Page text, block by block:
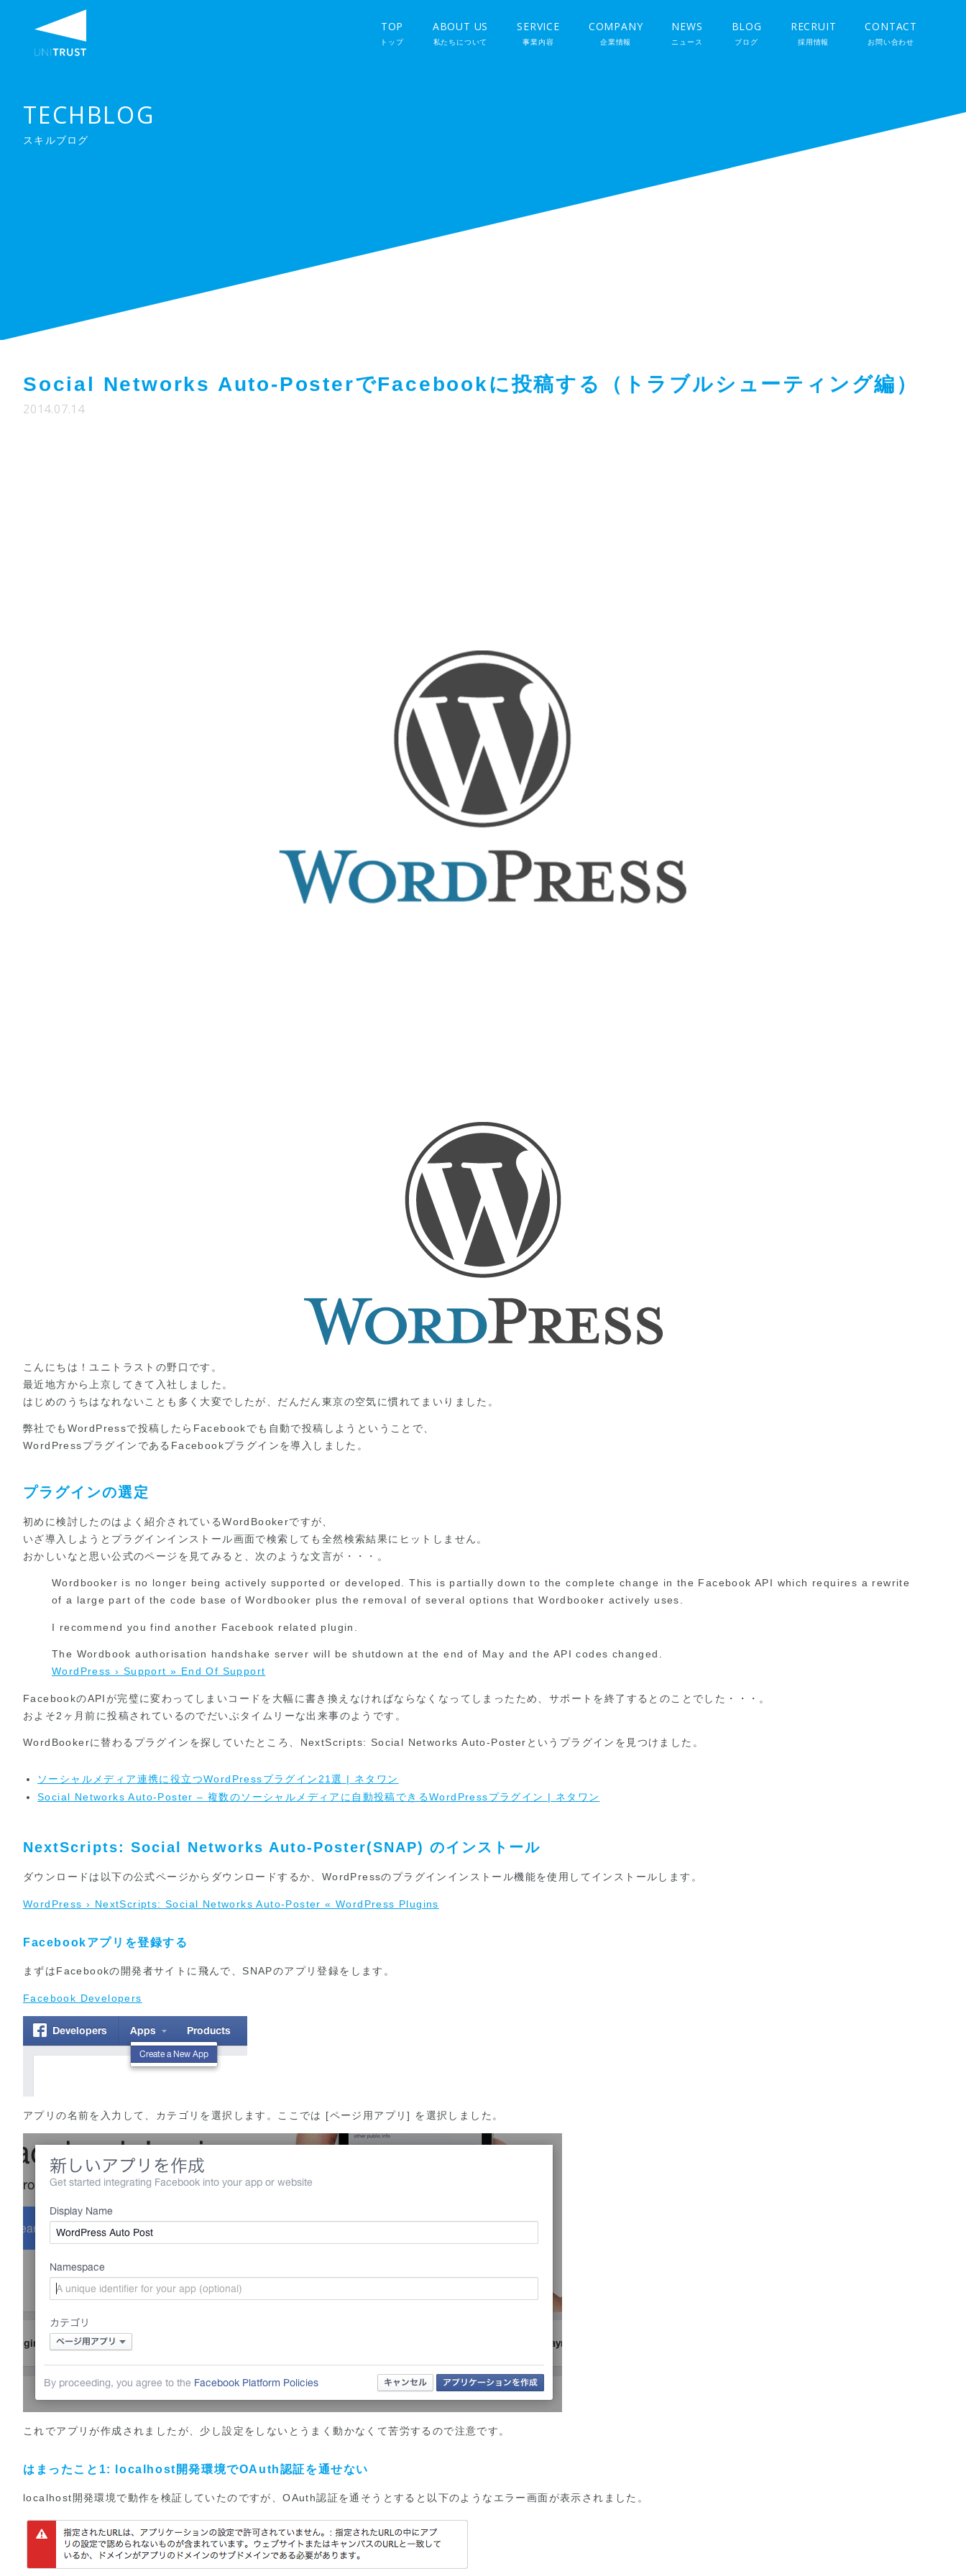
TOP
トップ
ABOUT US
私たちについて
SERVICE
事業内容
COMPANY
企業情報
NEWS
ニュース
BLOG
ブログ
RECRUIT
採用情報
CONTACT
お問い合わせ
TECHBLOG
スキルブログ
Social Networks Auto-PosterでFacebookに投稿する（トラブルシューティング編）
2014.07.14
こんにちは！ユニトラストの野口です。
最近地方から上京してきて入社しました。
はじめのうちはなれないことも多く大変でしたが、だんだん東京の空気に慣れてまいりました。
弊社でもWordPressで投稿したらFacebookでも自動で投稿しようということで、
WordPressプラグインであるFacebookプラグインを導入しました。
プラグインの選定
初めに検討したのはよく紹介されているWordBookerですが、
いざ導入しようとプラグインインストール画面で検索しても全然検索結果にヒットしません。
おかしいなと思い公式のページを見てみると、次のような文言が・・・。
Wordbooker is no longer being actively supported or developed. This is partially down to the complete change in the Facebook API which requires a rewrite
of a large part of the code base of Wordbooker plus the removal of several options that Wordbooker actively uses.
I recommend you find another Facebook related plugin.
The Wordbook authorisation handshake server will be shutdown at the end of May and the API codes changed.
WordPress › Support » End Of Support
FacebookのAPIが完璧に変わってしまいコードを大幅に書き換えなければならなくなってしまったため、サポートを終了するとのことでした・・・。
およそ2ヶ月前に投稿されているのでだいぶタイムリーな出来事のようです。
WordBookerに替わるプラグインを探していたところ、NextScripts: Social Networks Auto-Posterというプラグインを見つけました。
ソーシャルメディア連携に役立つWordPressプラグイン21選 | ネタワン
Social Networks Auto-Poster – 複数のソーシャルメディアに自動投稿できるWordPressプラグイン | ネタワン
NextScripts: Social Networks Auto-Poster(SNAP) のインストール
ダウンロードは以下の公式ページからダウンロードするか、WordPressのプラグインインストール機能を使用してインストールします。
WordPress › NextScripts: Social Networks Auto-Poster « WordPress Plugins
Facebookアプリを登録する
まずはFacebookの開発者サイトに飛んで、SNAPのアプリ登録をします。
Facebook Developers
アプリの名前を入力して、カテゴリを選択します。ここでは [ページ用アプリ] を選択しました。
これでアプリが作成されましたが、少し設定をしないとうまく動かなくて苦労するので注意です。
はまったこと1: localhost開発環境でOAuth認証を通せない
localhost開発環境で動作を検証していたのですが、OAuth認証を通そうとすると以下のようなエラー画面が表示されました。